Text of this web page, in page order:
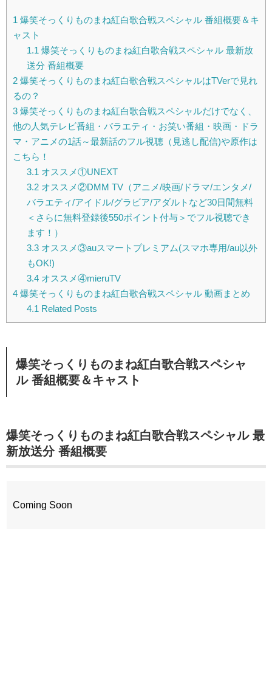
1 爆笑そっくりものまね紅白歌合戦スペシャル 番組概要＆キ
ャスト
1.1 爆笑そっくりものまね紅白歌合戦スペシャル 最新放
送分 番組概要
2 爆笑そっくりものまね紅白歌合戦スペシャルはTVerで見れ
るの？
3 爆笑そっくりものまね紅白歌合戦スペシャルだけでなく、
他の人気テレビ番組・バラエティ・お笑い番組・映画・ドラ
マ・アニメの1話～最新話のフル視聴（見逃し配信)や原作は
こちら！
3.1 オススメ①UNEXT
3.2オススメ②DMM TV（アニメ/映画/ドラマ/エンタメ/
バラエティ/アイドル/グラビア/アダルトなど30日間無料
＜さらに無料登録後550ポイント付与＞でフル視聴でき
ます！）
3.3オススメ③auスマートプレミアム(スマホ専用/au以外
もOK!)
3.4オススメ④mieruTV
4 爆笑そっくりものまね紅白歌合戦スペシャル 動画まとめ
4.1 Related Posts
爆笑そっくりものまね紅白歌合戦スペシャ
ル 番組概要＆キャスト
爆笑そっくりものまね紅白歌合戦スペシャル 最
新放送分 番組概要
Coming Soon